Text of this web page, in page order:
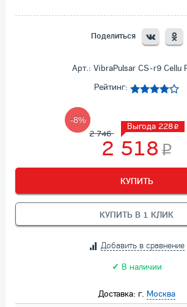
Поделиться
Арт.: VibraPulsar CS-r9 Cellu
Рейтинг:
-8%
2 746
Выгода 228
2 518
КУПИТЬ
КУПИТЬ В 1 КЛИК
Добавить в сравнение
✓ В наличии
Доставка: г. Москва